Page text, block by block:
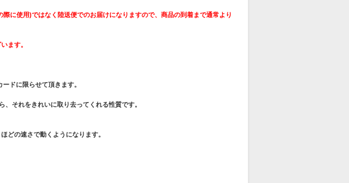
に使用)ではなく陸送便でのお届けになりますので、商品の到着まで通常より
ます。
ドに限らせて頂きます。
それをきれいに取り去ってくれる性質です。
どの速さで動くようになります。